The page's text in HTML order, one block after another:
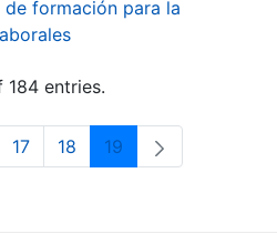
formación para la
184 entries.
Pages Use TAB to
Page
17 Page
18 Page
19